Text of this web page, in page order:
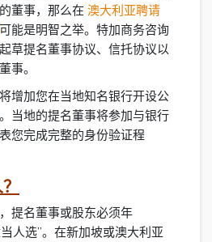
董事，那么在 澳大利亚聘请
可能是明智之举。特加商务咨询
草提名董事协议、信托协议以
事。
增加您在当地知名银行开设公
当地的提名董事将参加与银行
您完成完整的身份验证程
提名董事或股东必须年
人选”。在新加坡或澳大利亚